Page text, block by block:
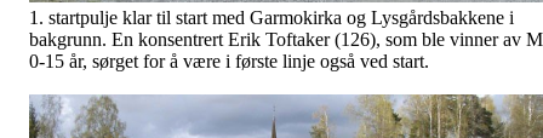
1. startpulje klar til start med Garmokirka og Lysgårdsbakkene i
bakgrunn. En konsentrert Erik Toftaker (126), som ble vinner av M
0-15 år, sørget for å være i første linje også ved start.